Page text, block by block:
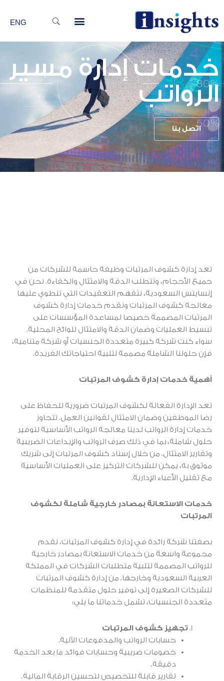
إلى
المحتوى
Menu
ENG
خدمات إدارة مسير
الرواتب
اتصل بنا
تعد إدارة كشوف المرتبات وظيفة حاسمة للشركات من
جميع الأحجام، وتتطلب الدقة والامتثال والكفاءة. نحن في
إنسايتس السعودية، نتفهم التعقيدات التي تنطوي عليها
معالجة كشوف المرتبات ونقدم خدمات إدارة كشوف
المرتبات المصممة خصيصا لمساعدة المؤسسات على
تبسيط العمليات وضمان الدقة والامتثال للوائح المحلية.
سواء كنت شركة كبيرة متعددة الجنسيات أو شركة متنامية،
فإن حلولنا الشاملة مصممة لتلبية احتياجاتك الفريدة.
أهمية خدمات إدارة كشوف المرتبات
تعد الإدارة الفعالة لكشوف المرتبات ضرورية للحفاظ على
رضا الموظفين وضمان الامتثال لقوانين العمل. تتجاوز
خدمات إدارة الرواتب لدينا معالجة الرواتب الأساسية لتوفير
حلول شاملة، بما في ذلك صرف الرواتب والإيداعات الضريبية
وتقارير الامتثال. من خلال إسناد كشوف المرتبات إلى شريك
موثوق به، يمكن للشركات التركيز على العمليات الأساسية
مع تقليل الأعباء الإدارية.
خدمات الاستعانة بمصادر خارجية شاملة لكشوف
المرتبات
بصفتنا شركة رائدة في إدارة كشوف المرتبات، نقدم
مجموعة واسعة من خدمات الاستعانة بمصادر خارجية
للرواتب المصممة لتلبية متطلبات الشركات في المملكة
العربية السعودية وخارجها. من إدارة كشوف المرتبات
للشركات الصغيرة إلى توفير حلول متقدمة للمنظمات
متعددة الجنسيات، تشمل خدماتنا ما يلي:
تجهيز كشوف المرتبات
حسابات الرواتب والمدفوعات الآلية.
خصومات ضريبية وحسابات فوائد ما بعد الخدمة
دقيقة.
تقارير قابلة للتخصيص لتحسين الرقابة المالية.